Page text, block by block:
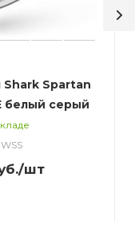
Spartan
белый серый
/шт